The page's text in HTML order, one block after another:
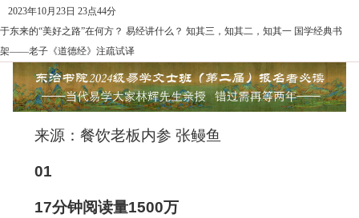
2023年10月23日 23点44分
于东来的“美好之路”在何方？ 易经讲什么？ 知其三，知其二，知其一 国学经典书
架——老子《道德经》注疏试译
来源：餐饮老板内参 张鳗鱼
01
17分钟阅读量1500万